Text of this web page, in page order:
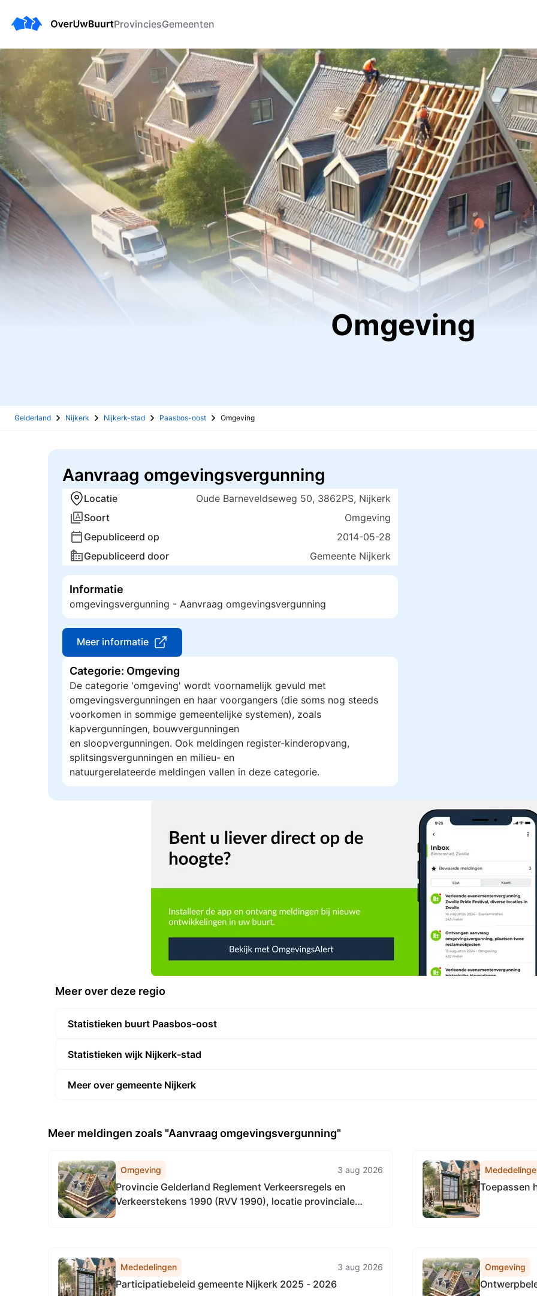
ProvinciesGemeenten
Omgeving
Gelderland Nijkerk Nijkerk-stad Paasbos-oost Omgeving
Aanvraag omgevingsvergunning
Locatie
Oude Barneveldseweg 50, 3862PS, Nijkerk
Soort
Omgeving
Gepubliceerd op
2014-05-28
Gepubliceerd door
Gemeente Nijkerk
Informatie
omgevingsvergunning - Aanvraag omgevingsvergunning
Meer informatie
Categorie: Omgeving
De categorie 'omgeving' wordt voornamelijk gevuld met
omgevingsvergunningen en haar voorgangers (die soms nog steeds
voorkomen in sommige gemeentelijke systemen), zoals
kapvergunningen, bouwvergunningen
en sloopvergunningen. Ook meldingen register-kinderopvang,
splitsingsvergunningen en milieu- en
natuurgerelateerde meldingen vallen in deze categorie.
Meer over deze regio
Statistieken buurt Paasbos-oost
Statistieken wijk Nijkerk-stad
Meer over gemeente Nijkerk
Meer meldingen zoals "Aanvraag omgevingsvergunning"
Omgeving 3 aug 2026
Provincie Gelderland Reglement Verkeersregels en
Verkeerstekens 1990 (RVV 1990), locatie provinciale
Toepassen
Mededelingen 3 aug 2026
Participatiebeleid gemeente Nijkerk 2025 - 2026
Omgeving